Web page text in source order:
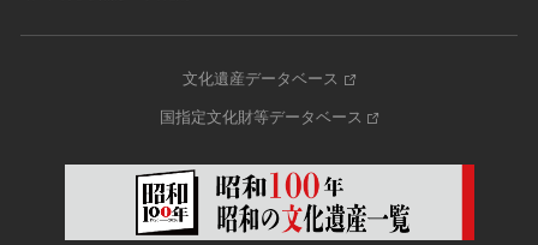
文化遺産データベース
国指定文化財等データベース